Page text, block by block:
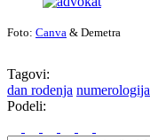
Foto: Canva & Demetra
Tagovi:
dan rodenja numerologija
Podeli: